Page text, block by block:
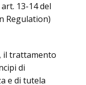
13-14 del
Regulation)
il trattamento
di
e di tutela